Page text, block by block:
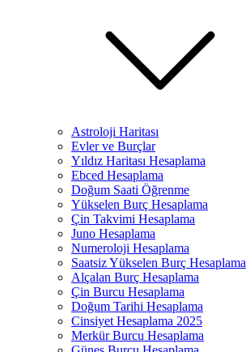
Astroloji Haritası
Evler ve Burçlar
Yıldız Haritası Hesaplama
Ebced Hesaplama
Doğum Saati Öğrenme
Yükselen Burç Hesaplama
Çin Takvimi Hesaplama
Juno Hesaplama
Numeroloji Hesaplama​
Saatsiz Yükselen Burç Hesaplama
Alçalan Burç Hesaplama
Çin Burcu Hesaplama
Doğum Tarihi Hesaplama
Cinsiyet Hesaplama 2025
Merkür Burcu Hesaplama